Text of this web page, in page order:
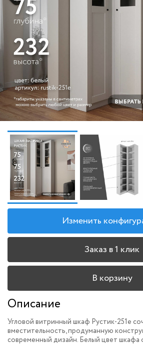
Изменить
Заказ в 1 клик
В корзину
Описание
Угловой витринный шкаф Рустик-251e
вместительность, продуманную
современный дизайн. Белый цвет